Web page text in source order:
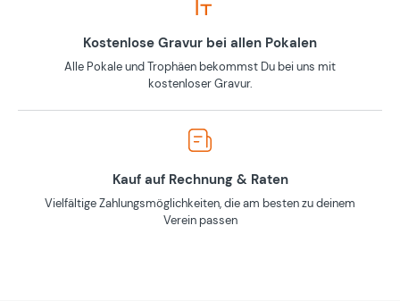
Kostenlose Gravur bei allen Pokalen
Alle Pokale und Trophäen bekommst Du bei uns mit
kostenloser Gravur.
Kauf auf Rechnung & Raten
Vielfältige Zahlungsmöglichkeiten, die am besten zu deinem
Verein passen